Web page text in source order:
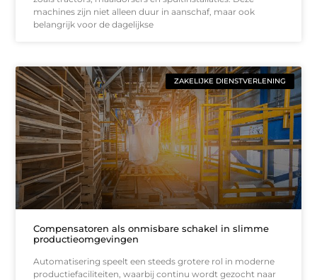
machines zijn niet alleen duur in aanschaf, maar ook
belangrijk voor de dagelijkse
ZAKELIJKE DIENSTVERLENING
Compensatoren als onmisbare schakel in slimme
productieomgevingen
Automatisering speelt een steeds grotere rol in moderne
productiefaciliteiten, waarbij continu wordt gezocht naar